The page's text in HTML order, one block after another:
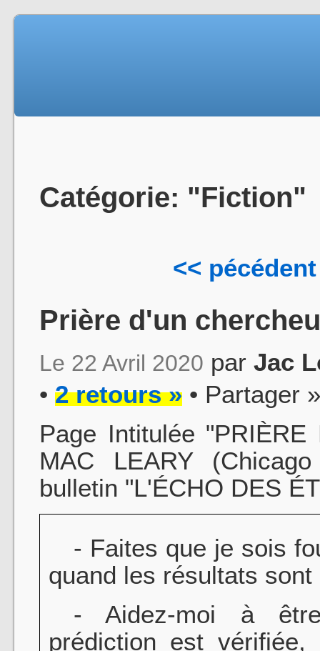
Catégorie: "Fiction"
<< pécédent
Prière d'un
Le 22 Avril 2020 par Jac
• 2 retours » • Partager
Page Intitulée
MAC LEARY
bulletin "L'ÉCHO DES
- Faites que je sois
quand les résultats
- Aidez-moi à être
prédiction est